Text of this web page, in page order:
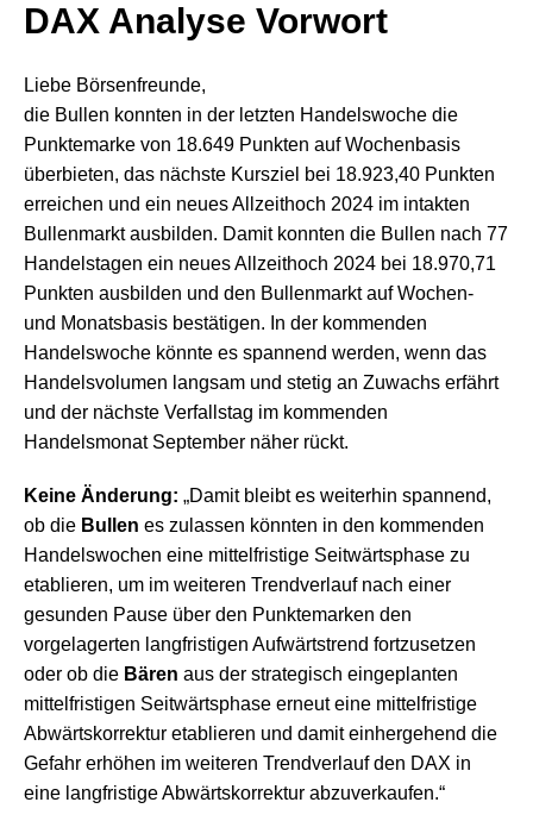
DAX Analyse Vorwort
Liebe Börsenfreunde,
die Bullen konnten in der letzten Handelswoche die
Punktemarke von 18.649 Punkten auf Wochenbasis
überbieten, das nächste Kursziel bei 18.923,40 Punkten
erreichen und ein neues Allzeithoch 2024 im intakten
Bullenmarkt ausbilden. Damit konnten die Bullen nach 77
Handelstagen ein neues Allzeithoch 2024 bei 18.970,71
Punkten ausbilden und den Bullenmarkt auf Wochen-
und Monatsbasis bestätigen. In der kommenden
Handelswoche könnte es spannend werden, wenn das
Handelsvolumen langsam und stetig an Zuwachs erfährt
und der nächste Verfallstag im kommenden
Handelsmonat September näher rückt.
Keine Änderung: „Damit bleibt es weiterhin spannend,
ob die Bullen es zulassen könnten in den kommenden
Handelswochen eine mittelfristige Seitwärtsphase zu
etablieren, um im weiteren Trendverlauf nach einer
gesunden Pause über den Punktemarken den
vorgelagerten langfristigen Aufwärtstrend fortzusetzen
oder ob die Bären aus der strategisch eingeplanten
mittelfristigen Seitwärtsphase erneut eine mittelfristige
Abwärtskorrektur etablieren und damit einhergehend die
Gefahr erhöhen im weiteren Trendverlauf den DAX in
eine langfristige Abwärtskorrektur abzuverkaufen.“